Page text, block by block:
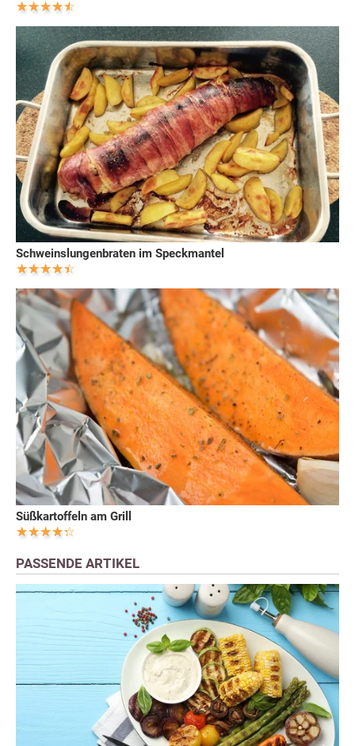
Schweinslungenbraten im Speckmantel
Süßkartoffeln am Grill
PASSENDE ARTIKEL